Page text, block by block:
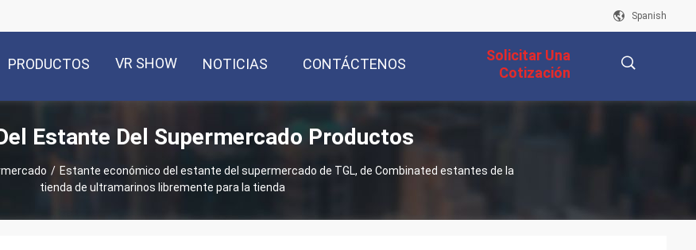
Spanish
PRODUCTOS VR SHOW NOTICIAS CONTÁCTENOS
Solicitar Una
Cotización
Estante Del Supermercado Productos
/ Estante económico del estante del supermercado de TGL, de Combinated estantes de la
tienda de ultramarinos libremente para la tienda